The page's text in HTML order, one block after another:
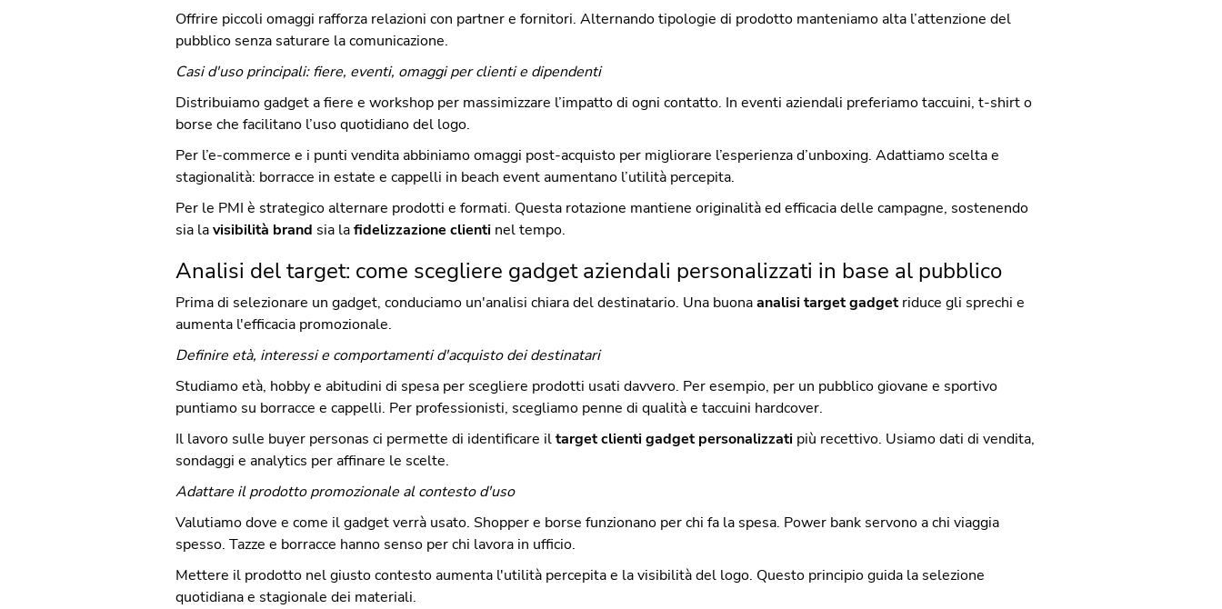
Offrire piccoli omaggi rafforza relazioni con partner e fornitori. Alternando tipologie di prodotto manteniamo alta l’attenzione del
pubblico senza saturare la comunicazione.
Casi d'uso principali: fiere, eventi, omaggi per clienti e dipendenti
Distribuiamo gadget a fiere e workshop per massimizzare l’impatto di ogni contatto. In eventi aziendali preferiamo taccuini, t-shirt o
borse che facilitano l’uso quotidiano del logo.
Per l’e-commerce e i punti vendita abbiniamo omaggi post-acquisto per migliorare l’esperienza d’unboxing. Adattiamo scelta e
stagionalità: borracce in estate e cappelli in beach event aumentano l’utilità percepita.
Per le PMI è strategico alternare prodotti e formati. Questa rotazione mantiene originalità ed efficacia delle campagne, sostenendo
sia la visibilità brand sia la fidelizzazione clienti nel tempo.
Analisi del target: come scegliere gadget aziendali personalizzati in base al pubblico
Prima di selezionare un gadget, conduciamo un'analisi chiara del destinatario. Una buona analisi target gadget riduce gli sprechi e
aumenta l'efficacia promozionale.
Definire età, interessi e comportamenti d'acquisto dei destinatari
Studiamo età, hobby e abitudini di spesa per scegliere prodotti usati davvero. Per esempio, per un pubblico giovane e sportivo
puntiamo su borracce e cappelli. Per professionisti, scegliamo penne di qualità e taccuini hardcover.
Il lavoro sulle buyer personas ci permette di identificare il target clienti gadget personalizzati più recettivo. Usiamo dati di vendita,
sondaggi e analytics per affinare le scelte.
Adattare il prodotto promozionale al contesto d'uso
Valutiamo dove e come il gadget verrà usato. Shopper e borse funzionano per chi fa la spesa. Power bank servono a chi viaggia
spesso. Tazze e borracce hanno senso per chi lavora in ufficio.
Mettere il prodotto nel giusto contesto aumenta l'utilità percepita e la visibilità del logo. Questo principio guida la selezione
quotidiana e stagionale dei materiali.